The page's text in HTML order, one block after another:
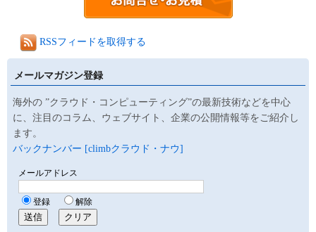
RSSフィードを取得する
メールマガジン登録
海外の ”クラウド・コンピューティング”の最新技術などを中心
に、注目のコラム、ウェブサイト、企業の公開情報等をご紹介し
ます。
バックナンバー [climbクラウド・ナウ]